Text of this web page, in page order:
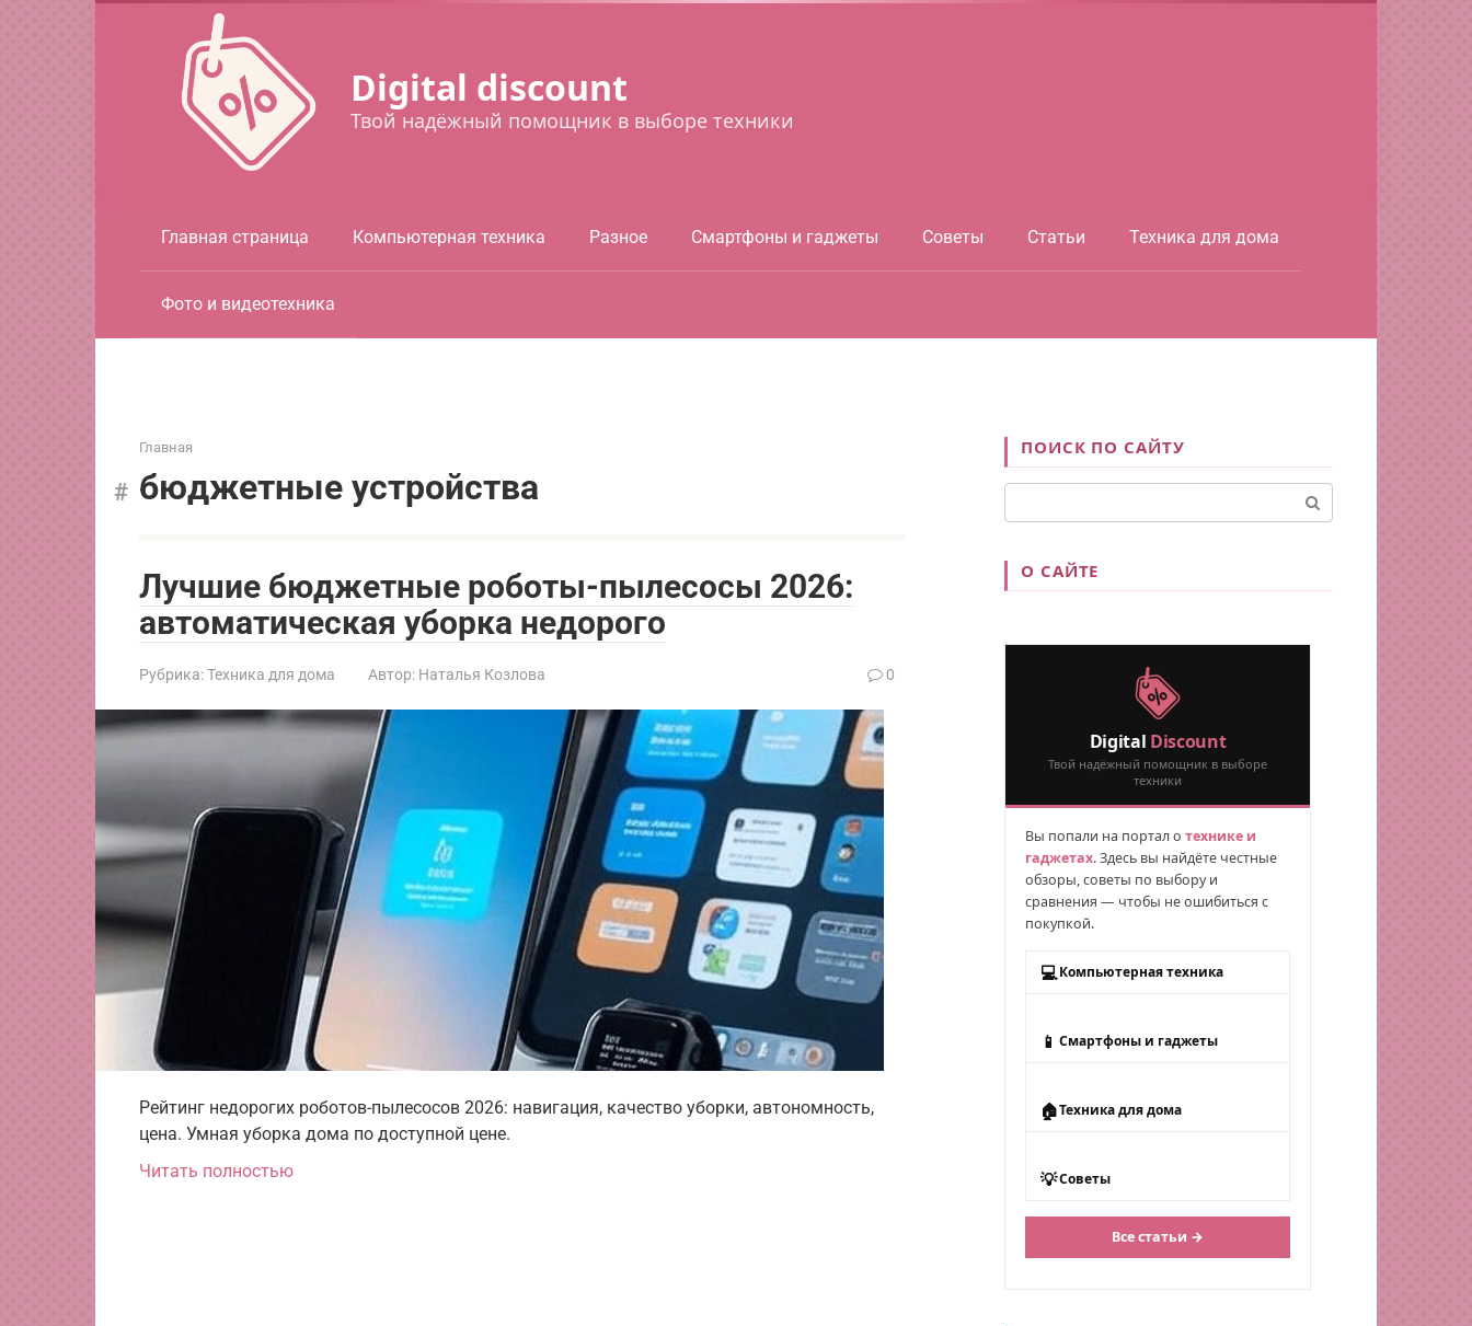
Digital discount
Твой надёжный помощник в выборе техники
Главная страница Компьютерная техника Разное Смартфоны и гаджеты Советы Статьи Техника для дома
Фото и видеотехника
Главная
бюджетные устройства
Лучшие бюджетные роботы-пылесосы 2026:
автоматическая уборка недорого
Рубрика:Техника для дома Автор: Наталья Козлова 0
Рейтинг недорогих роботов-пылесосов 2026: навигация, качество уборки, автономность,
цена. Умная уборка дома по доступной цене.
Читать полностью
ПОИСК ПО САЙТУ
О САЙТЕ
Digital Discount
Твой надёжный помощник в выборе
техники
Вы попали на портал о технике и
гаджетах. Здесь вы найдёте честные
обзоры, советы по выбору и
сравнения — чтобы не ошибиться с
покупкой.
💻 Компьютерная техника
📱 Смартфоны и гаджеты
🏠Техника для дома
💡Советы
Все статьи →